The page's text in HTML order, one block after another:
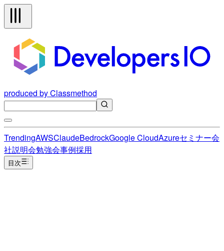
produced by Classmethod
TrendingAWSClaudeBedrockGoogle CloudAzureセミナー会
社説明会勉強会事例採用
目次